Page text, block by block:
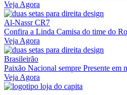
Veja Agora
Al-Nassr CR7
Confira a Linda Camisa do time do
Veja Agora
Brasileirão
Paixão Nacional sempre Presente em
Veja Agora